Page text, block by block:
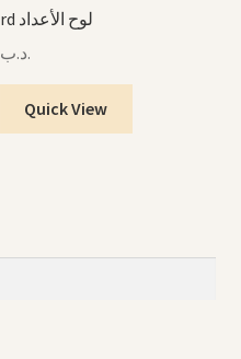
Numbers Board لوح الأعداد
.د.ب
Quick View